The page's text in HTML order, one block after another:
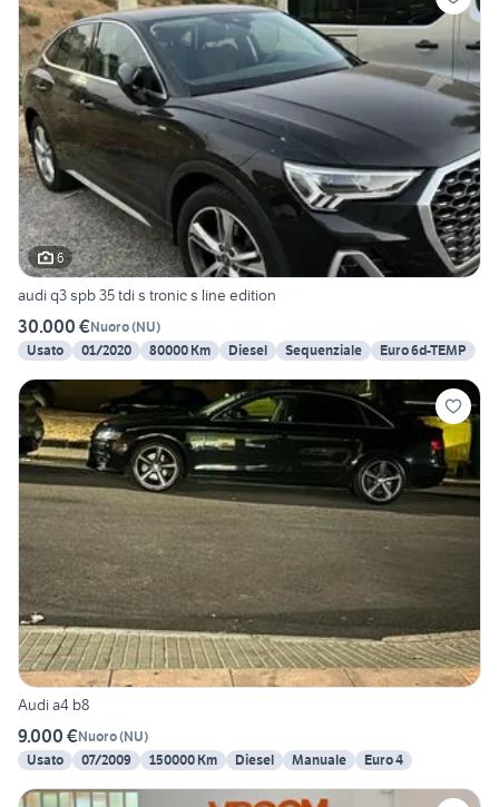
6
audi q3 spb 35 tdi s tronic s line edition
30.000 €Nuoro(NU)
Usato
01/2020 80000 Km Diesel Sequenziale Euro 6d-TEMP
Audi a4 b8
9.000 €Nuoro(NU)
Usato
07/2009 150000 Km Diesel Manuale Euro 4